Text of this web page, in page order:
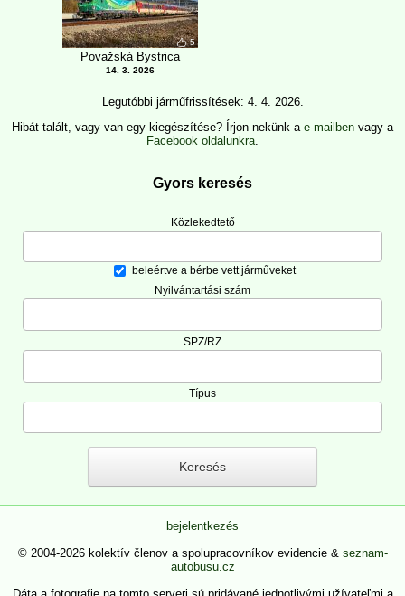
5
Považská Bystrica
14. 3. 2026
Legutóbbi járműfrissítések: 4. 4. 2026.
Hibát talált, vagy van egy kiegészítése? Írjon nekünk a e-mailben vagy a
Facebook oldalunkra.
Gyors keresés
Közlekedtető
beleértve a bérbe vett járműveket
Nyilvántartási szám
SPZ/RZ
Típus
bejelentkezés
© 2004-2026 kolektív členov a spolupracovníkov evidencie & seznam-
autobusu.cz